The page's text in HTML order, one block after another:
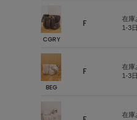
CGRY
F
在庫
1-3
BEG
F
在庫
1-3
在庫